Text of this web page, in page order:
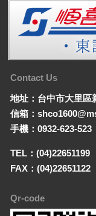
Contact Us
地址：台中市大里區
信箱：
手機：0932-623-523
TEL：(04)22651199
FAX：(04)22651122
Qr-code